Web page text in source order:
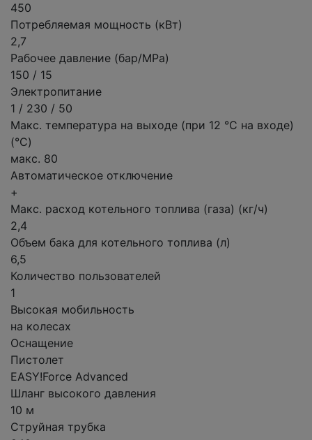
450
Потребляемая мощность (кВт)
2,7
Рабочее давление (бар/MPa)
150 / 15
Электропитание
1 / 230 / 50
Макс. температура на выходе (при 12 °C на входе)
(°C)
макс. 80
Автоматическое отключение
+
Макс. расход котельного топлива (газа) (кг/ч)
2,4
Объем бака для котельного топлива (л)
6,5
Количество пользователей
1
Высокая мобильность
на колесах
Оснащение
Пистолет
EASY!Force Advanced
Шланг высокого давления
10 м
Струйная трубка